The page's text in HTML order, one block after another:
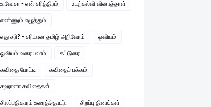
உ.வே.சா - என் சரித்திரம் உடற்கல்வி வினாத்தாள்
எண்ணும் எழுத்தும்
எது சரி? - சரியான தமிழ் அறிவோம் ஓவியம்
ஓவியம் வரையலாம் கட்டுரை
கவிதை போட்டி கவிதைப் பக்கம்
சஹானா கவிதைகள்
சிலப்பதிகாரம் உரைத்தொடர். சிறப்பு தினங்கள்